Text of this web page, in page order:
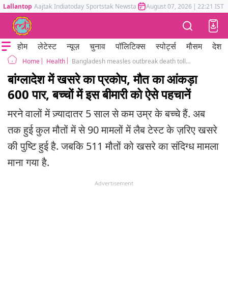
Lallantop Aajtak Indiatoday Sportstak Newstak Mumbai Tak Astrotak
August 07, 2026 | 22:21 IST
होम लेटेस्ट न्यूज़ चुनाव पॉलिटिक्स स्पोर्ट्स मौसम देश
Home Health Bangladesh measles outbreak death toll crosses 600
बांग्लादेश में खसरे का प्रकोप, मौत का आंकड़ा
600 पार, बच्चों में इस बीमारी को ऐसे पहचानें
मरने वालों में ज़्यादातर 5 साल से कम उम्र के बच्चे हैं. अब
तक हुई कुल मौतों में से 90 मामलों में लैब टेस्ट के ज़रिए खसरे
की पुष्टि हुई है. जबकि 511 मौतों को खसरे का संदिग्ध मामला
माना गया है.
Advertisement